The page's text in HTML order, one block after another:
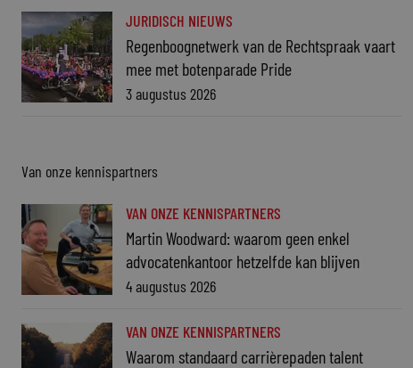
JURIDISCH NIEUWS
Regenboognetwerk van de Rechtspraak vaart
mee met botenparade Pride
3 augustus 2026
Van onze kennispartners
VAN ONZE KENNISPARTNERS
Martin Woodward: waarom geen enkel
advocatenkantoor hetzelfde kan blijven
4 augustus 2026
VAN ONZE KENNISPARTNERS
Waarom standaard carrièrepaden talent